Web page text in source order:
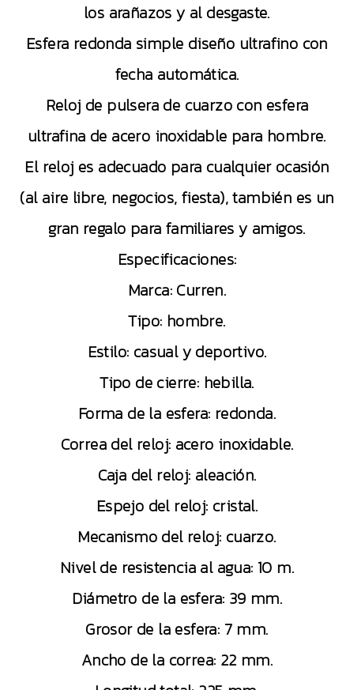
los arañazos y al desgaste.
Esfera redonda simple diseño ultrafino con
fecha automática.
Reloj de pulsera de cuarzo con esfera
ultrafina de acero inoxidable para hombre.
El reloj es adecuado para cualquier ocasión
(al aire libre, negocios, fiesta), también es un
gran regalo para familiares y amigos.
Especificaciones:
Marca: Curren.
Tipo: hombre.
Estilo: casual y deportivo.
Tipo de cierre: hebilla.
Forma de la esfera: redonda.
Correa del reloj: acero inoxidable.
Caja del reloj: aleación.
Espejo del reloj: cristal.
Mecanismo del reloj: cuarzo.
Nivel de resistencia al agua: 10 m.
Diámetro de la esfera: 39 mm.
Grosor de la esfera: 7 mm.
Ancho de la correa: 22 mm.